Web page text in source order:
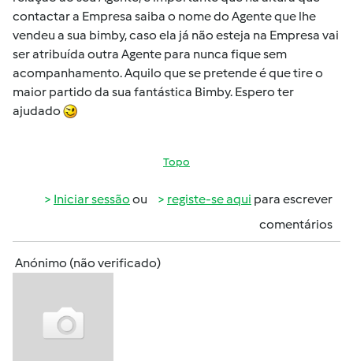
contactar a Empresa saiba o nome do Agente que lhe
vendeu a sua bimby, caso ela já não esteja na Empresa vai
ser atribuída outra Agente para nunca fique sem
acompanhamento. Aquilo que se pretende é que tire o
maior partido da sua fantástica Bimby. Espero ter
ajudado
Topo
Iniciar sessão ou registe-se aqui para escrever
comentários
Anónimo (não verificado)